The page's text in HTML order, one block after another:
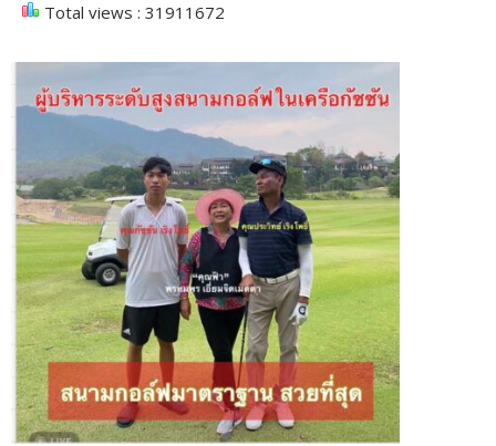
Total views : 31911672